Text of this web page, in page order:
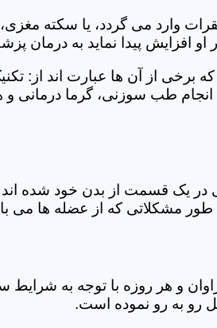
وارد می گردد، یا سکته
پیدا نماید به درمان
از آن ها عبارت اند از:
طب سوزنی، گرما درمانی و
در یک قسمت از بدن خود شده
مشکلاتی که از عضله ها می
و هر روزه با توجه به
رو به رو نموده است.